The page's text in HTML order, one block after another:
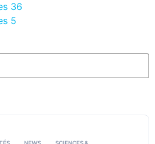
36
5